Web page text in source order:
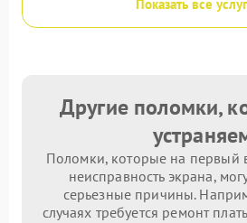
Показать все
Другие поломки,
Поломки, которые на первый
неисправность экрана,
серьезные причины.
случаях требуется ремонт